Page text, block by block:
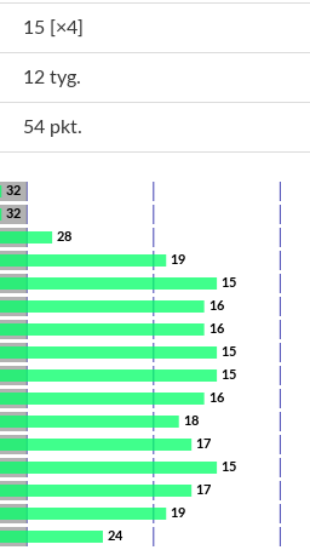
15 [×4]
12 tyg.
54 pkt.
32
32
28
19
15
16
16
15
15
16
18
17
15
17
19
24